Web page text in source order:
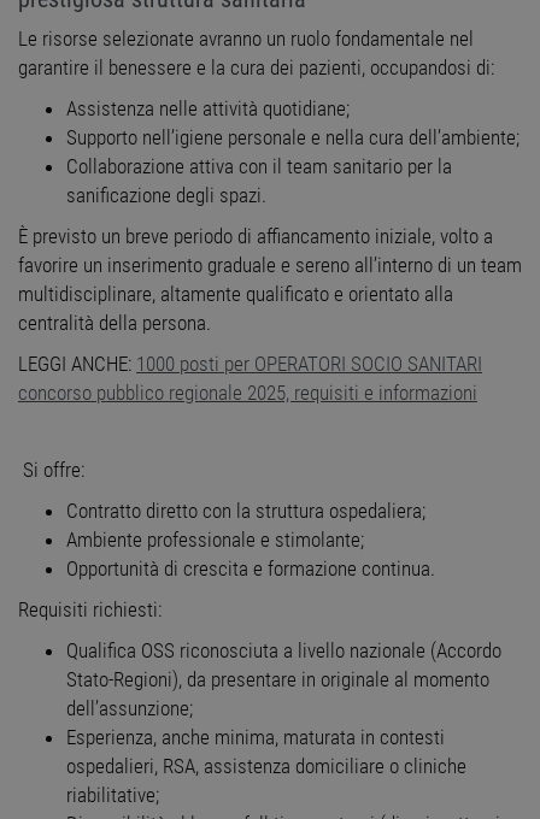
Le risorse selezionate avranno un ruolo fondamentale nel
garantire il benessere e la cura dei pazienti, occupandosi di:
Assistenza nelle attività quotidiane;
Supporto nell’igiene personale e nella cura dell’ambiente;
Collaborazione attiva con il team sanitario per la
sanificazione degli spazi.
È previsto un breve periodo di affiancamento iniziale, volto a
favorire un inserimento graduale e sereno all’interno di un team
multidisciplinare, altamente qualificato e orientato alla
centralità della persona.
LEGGI ANCHE: 1000 posti per OPERATORI SOCIO SANITARI
concorso pubblico regionale 2025, requisiti e informazioni
Si offre:
Contratto diretto con la struttura ospedaliera;
Ambiente professionale e stimolante;
Opportunità di crescita e formazione continua.
Requisiti richiesti:
Qualifica OSS riconosciuta a livello nazionale (Accordo
Stato-Regioni), da presentare in originale al momento
dell’assunzione;
Esperienza, anche minima, maturata in contesti
ospedalieri, RSA, assistenza domiciliare o cliniche
riabilitative;